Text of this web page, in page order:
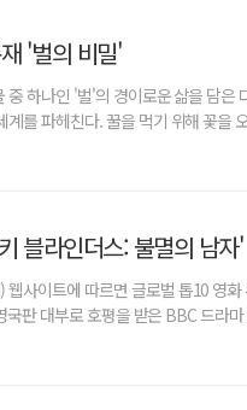
'벌의 비밀'
중 하나인 '벌'의 경이로운 삶을 담
계를 파헤친다. 꿀을 먹기 위해 꽃을
블라인더스: 불멸의 남자'
웹사이트에 따르면 글로벌 톱10 영
판 대부로 호평을 받은 BBC 드라마